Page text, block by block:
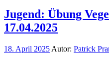
Jugend: Übung
17.04.2025
18. April 2025 Autor: Patrick